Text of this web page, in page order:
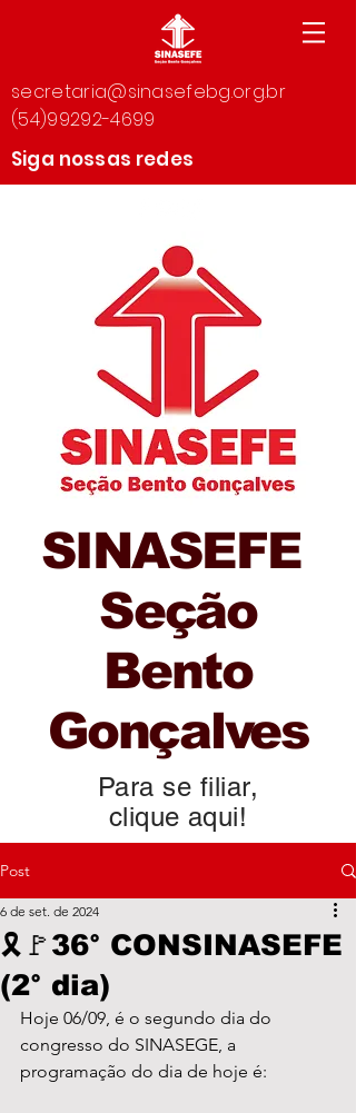
secretaria@sinasefebg.org.br
(54)99292-4699
Siga nossas redes
SINASEFE
Seção
Bento
Gonçalves
Para se filiar,
clique aqui!
Post
🎗️🚩36° CONSINASEFE
(2° dia)
6 de set. de 2024
Hoje 06/09, é o segundo dia do
congresso do SINASEGE, a
programação do dia de hoje é: